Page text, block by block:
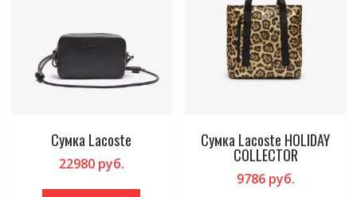
Сумка Lacoste
22980руб.
Сумка Lacoste HOLIDAY
COLLECTOR
9786руб.